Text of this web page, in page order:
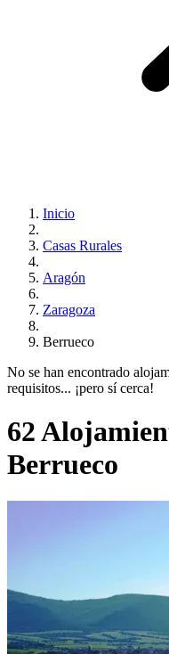
Inicio
Casas Rurales
Aragón
Zaragoza
Berrueco
No se han encontrado
requisitos... ¡pero sí cerca!
62
Berrueco